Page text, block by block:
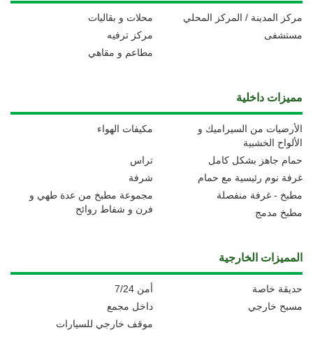
محلات و بقاليات
مركز المدينة / المركز المحلي
مركز ترفيه
مستشفى
مطاعم و مقاهي
مميزات داخلية
مكيفات الهواء
الأرضيات من السيراميك و
الألواح الخشبية
تراس
حمام جاهز بشكل كامل
شرفة
غرفة نوم رئيسية مع حمام
مجموعة مطبخ من عدة طهي و
فرن و شفاط روائح
مطبخ - غرفة منفصلة
مطبخ مدمج
المميزات الخارجية
أمن 7/24
حديقة خاصة
داخل مجمع
مسبح خارجي
موقف خارجي للسيارات